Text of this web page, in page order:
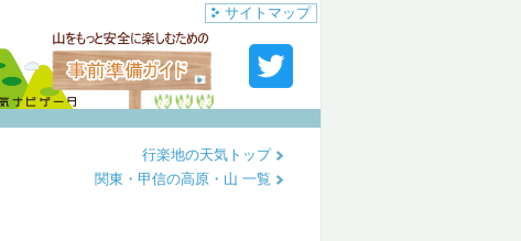
サイトマップ
行楽地の天気トップ
関東・甲信の高原・山 一覧